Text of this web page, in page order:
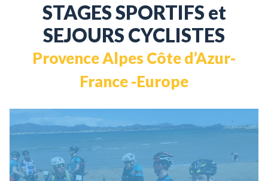
STAGES SPORTIFS et
SEJOURS CYCLISTES
Provence Alpes Côte d’Azur-
France -Europe